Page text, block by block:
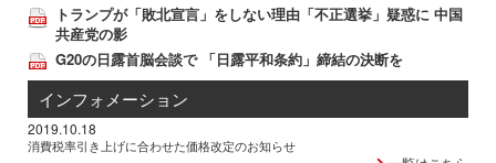
トランプが「敗北宣言」をしない理由「不正選挙」疑惑に 中国
共産党の影
G20の日露首脳会談で 「日露平和条約」締結の決断を
インフォメーション
2019.10.18
消費税率引き上げに合わせた価格改定のお知らせ